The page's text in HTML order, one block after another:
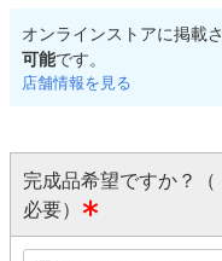
オンラインストアに掲載
可能です。
店舗情報を見る
完成品希望ですか？
必要）
(